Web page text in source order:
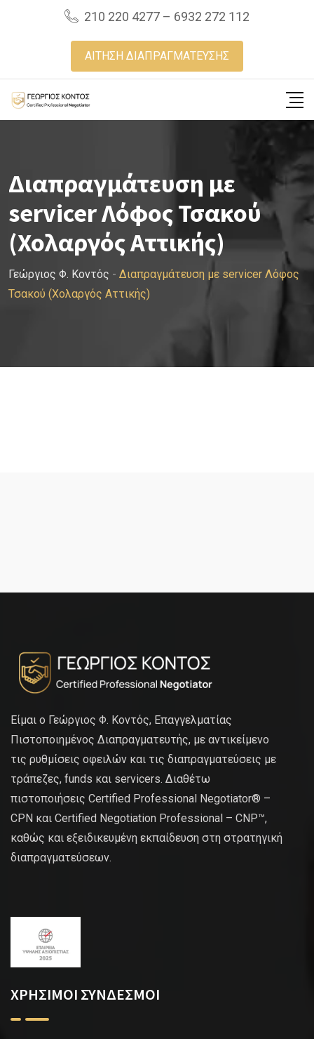
210 220 4277 – 6932 272 112
ΑΙΤΗΣΗ ΔΙΑΠΡΑΓΜΑΤΕΥΣΗΣ
Διαπραγμάτευση με
servicer Λόφος Τσακού
(Χολαργός Αττικής)
Γεώργιος Φ. Κοντός - Διαπραγμάτευση με servicer Λόφος
Τσακού (Χολαργός Αττικής)
Είμαι ο Γεώργιος Φ. Κοντός, Επαγγελματίας
Πιστοποιημένος Διαπραγματευτής, με αντικείμενο
τις ρυθμίσεις οφειλών και τις διαπραγματεύσεις με
τράπεζες, funds και servicers. Διαθέτω
πιστοποιήσεις Certified Professional Negotiator® –
CPN και Certified Negotiation Professional – CNP™,
καθώς και εξειδικευμένη εκπαίδευση στη στρατηγική
διαπραγματεύσεων.
ΧΡΗΣΙΜΟΙ ΣΥΝΔΕΣΜΟΙ